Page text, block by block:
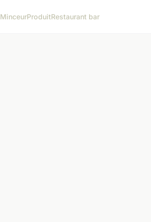
MinceurProduitRestaurant bar